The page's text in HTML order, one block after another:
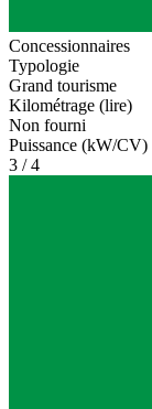
Concessionnaires
Typologie
Grand tourisme
Kilométrage (lire)
Non fourni
Puissance (kW/CV)
3 / 4